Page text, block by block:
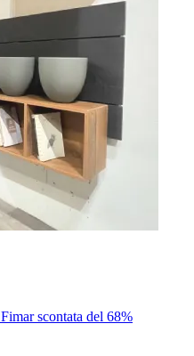
scontata del 68%